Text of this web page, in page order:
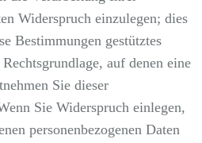
Widerspruch einzulegen; dies
Bestimmungen gestütztes
auf denen eine
Sie dieser
Sie Widerspruch einlegen,
personenbezogenen Daten